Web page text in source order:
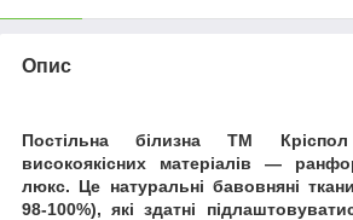
Опис
Постільна білизна ТМ
високоякісних матеріалів ―
люкс. Це натуральні бавовняні
98-100%), які здатні